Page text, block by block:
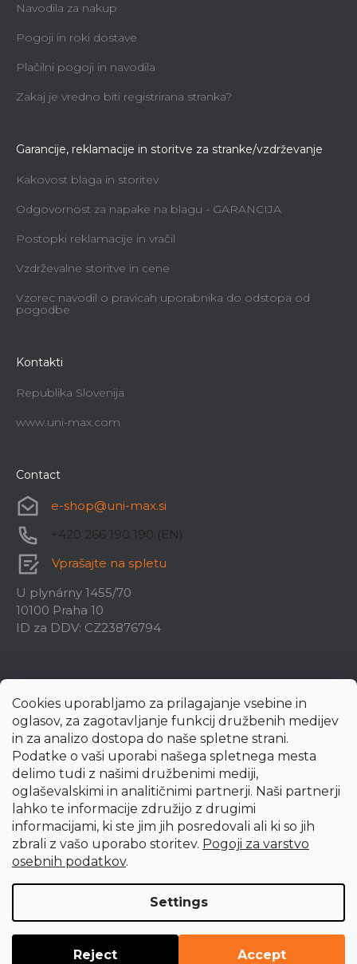
Cookies uporabljamo za prilagajanje vsebine in
oglasov, za zagotavljanje funkcij družbenih medijev
in za analizo dostopa do naše spletne strani.
Podatke o vaši uporabi našega spletnega mesta
delimo tudi z našimi družbenimi mediji,
oglaševalskimi in analitičnimi partnerji. Naši partnerji
lahko te informacije združijo z drugimi
informacijami, ki ste jim jih posredovali ali ki so jih
zbrali z vašo uporabo storitev. Pogoji za varstvo
osebnih podatkov.
Settings
Reject Accept
Navodila za nakup
Pogoji in roki dostave
Plačilni pogoji in navodila
Zakaj je vredno biti registrirana stranka?
Garancije, reklamacije in storitve za stranke/vzdrževanje
Kakovost blaga in storitev
Odgovornost za napake na blagu - GARANCIJA
Postopki reklamacije in vračil
Vzdrževalne storitve in cene
Vzorec navodil o pravicah uporabnika do odstopa od
pogodbe
Kontakti
Republika Slovenija
www.uni-max.com
Contact
e-shop@uni-max.si
+420 266 190 190 (EN)
Vprašajte na spletu
U plynárny 1455/70
10100 Praha 10
ID za DDV: CZ23876794
Created by Shoptet Premium
settings